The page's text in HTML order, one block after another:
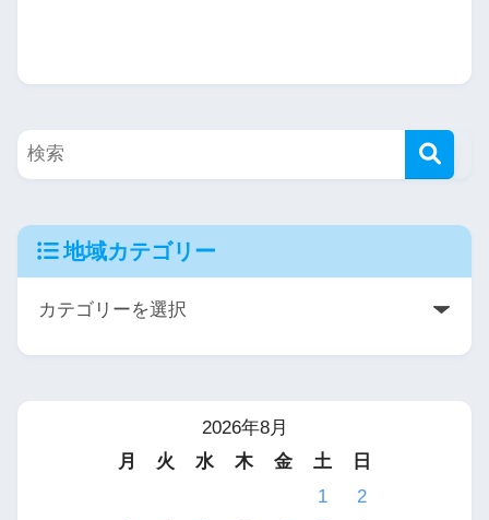
地域カテゴリー
2026年8月
月
火 水 木 金 土
日
1
2